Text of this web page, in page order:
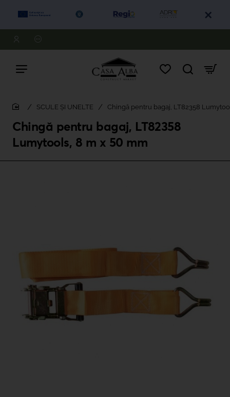
Chingă pentru bagaj, LT82358
Lumytools, 8 m x 50 mm
SCULE ȘI UNELTE Chingă pentru bagaj, LT82358